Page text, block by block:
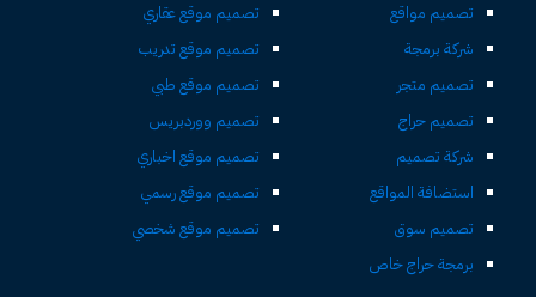
تصميم مواقع
شركة برمجة
تصميم متجر
تصميم حراج
شركة تصميم
استضافة المواقع
تصميم سوق
برمجة حراج خاص
تصميم موقع عقاري
تصميم موقع تدريب
تصميم موقع طبي
تصميم ووردبريس
تصميم موقع اخباري
تصميم موقع رسمي
تصميم موقع شخصي